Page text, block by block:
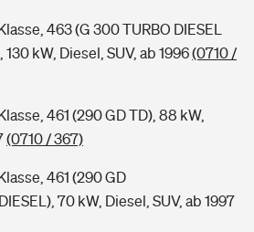
463 (G 300 TURBO DIESEL
kW, Diesel, SUV, ab 1996(0710 /
461 (290 GD TD), 88 kW,
(0710 / 367)
461 (290 GD
70 kW, Diesel, SUV, ab 1997